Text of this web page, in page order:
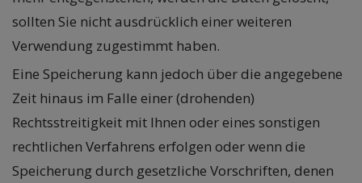
sollten Sie nicht ausdrücklich einer weiteren
Verwendung zugestimmt haben.
Eine Speicherung kann jedoch über die angegebene
Zeit hinaus im Falle einer (drohenden)
Rechtsstreitigkeit mit Ihnen oder eines sonstigen
rechtlichen Verfahrens erfolgen oder wenn die
Speicherung durch gesetzliche Vorschriften, denen